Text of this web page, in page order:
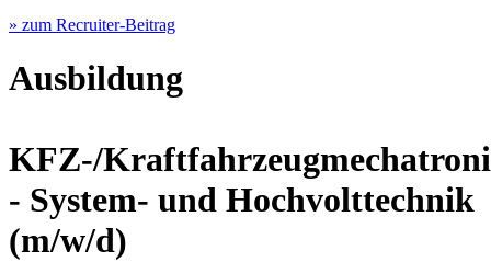
» zum Recruiter-Beitrag
Ausbildung
KFZ-/
- System- und Hochvolttechnik
(m/w/d)